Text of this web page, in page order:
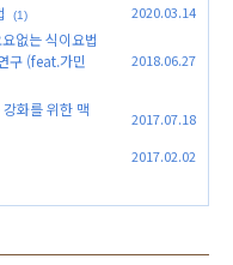
(1) 2020.03.14
없는 식이요법
구 (feat.가민
2018.06.27
화를 위한 맥
2017.07.18
2017.02.02